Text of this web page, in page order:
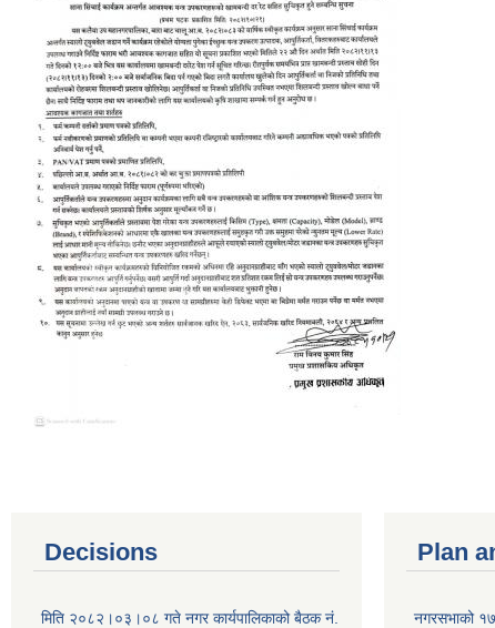
Decisions
मिति २०८२।०३।०८ गते नगर कार्यपालिकाको बैठक नं.
Plan
नगरसभाको